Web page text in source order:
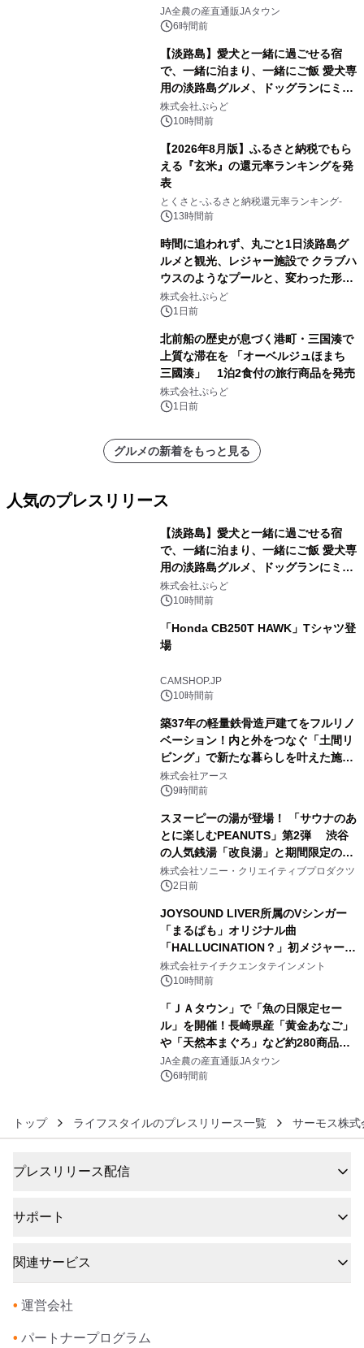
販売！～毎月１０日の定例企画～
JA全農の産直通販JAタウン
6時間前
【淡路島】愛犬と一緒に過ごせる宿
で、一緒に泊まり、一緒にご飯 愛犬専
用の淡路島グルメ、ドッグランにミニ
プール グランピングとトレーラーハウ
スの2施設で
株式会社ぷらど
10時間前
【2026年8月版】ふるさと納税でもら
える『玄米』の還元率ランキングを発
表
とくさと-ふるさと納税還元率ランキング-
13時間前
時間に追われず、丸ごと1日淡路島グ
ルメと観光、レジャー施設で クラブハ
ウスのようなプールと、変わった形の
サウナも 「THE BOXY AWAJI」のお
得な素泊まり連泊プランで
株式会社ぷらど
1日前
北前船の歴史が息づく港町・三国湊で
上質な滞在を 「オーベルジュほまち
三國湊」 1泊2食付の旅行商品を発売
株式会社ぷらど
1日前
グルメの新着をもっと見る
人気のプレスリリース
【淡路島】愛犬と一緒に過ごせる宿
で、一緒に泊まり、一緒にご飯 愛犬専
用の淡路島グルメ、ドッグランにミニ
プール グランピングとトレーラーハウ
スの2施設で
株式会社ぷらど
10時間前
「Honda CB250T HAWK」Tシャツ登
場
CAMSHOP.JP
10時間前
築37年の軽量鉄骨造戸建てをフルリノ
ベーション！内と外をつなぐ「土間リ
ビング」で新たな暮らしを叶えた施工
事例を株式会社アースが公開
株式会社アース
9時間前
スヌーピーの湯が登場！ 「サウナのあ
とに楽しむPEANUTS」第2弾 渋谷
の人気銭湯「改良湯」と期間限定のコ
ラボレーション サウナイキタイコラ
ボグッズも発売決定！
株式会社ソニー・クリエイティブプロダクツ
2日前
JOYSOUND LIVER所属のVシンガー
「まるぱも」オリジナル曲
「HALLUCINATION？」初メジャー配
信リリース決定！
株式会社テイチクエンタテインメント
10時間前
「ＪＡタウン」で「魚の日限定セー
ル」を開催！長崎県産「黄金あなご」
や「天然本まぐろ」など約280商品を
販売！～毎月１０日の定例企画～
JA全農の産直通販JAタウン
6時間前
トップ ライフスタイルのプレスリリース一覧 サーモス株式
プレスリリース配信
サポート
関連サービス
• 運営会社
• パートナープログラム